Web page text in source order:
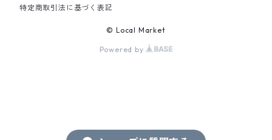
特定商取引法に基づく表記
© Local Market
Powered by